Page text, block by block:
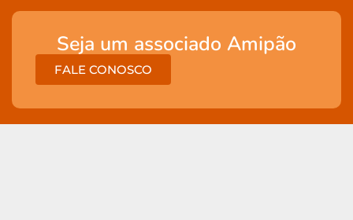
Seja um associado Amipão
FALE CONOSCO